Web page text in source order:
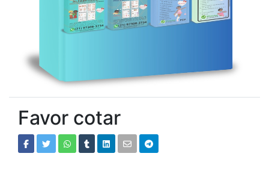
Favor cotar